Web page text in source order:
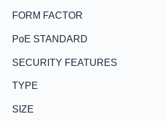
FORM FACTOR
PoE STANDARD
SECURITY FEATURES
TYPE
SIZE